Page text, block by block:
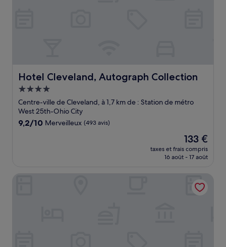
Hotel Cleveland, Autograph Collection
Hotel Cleveland, Autograph Collection
Hébergement
4.0 étoiles
Centre-ville de Cleveland, à 1,7 km de : Station de métro
West 25th-Ohio City
9.2
9,2/10 Merveilleux (493 avis)
Le
nouveau
prix
de
133 €
133 €
taxes et frais compris
16 août - 17 août